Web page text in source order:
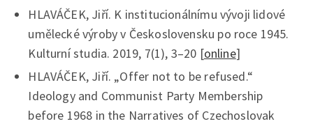
HLAVÁČEK, Jiří. K institucionálnímu vývoji lidové
umělecké výroby v Československu po roce 1945.
Kulturní studia. 2019, 7(1), 3–20 [online]
HLAVÁČEK, Jiří. „Offer not to be refused.“
Ideology and Communist Party Membership
before 1968 in the Narratives of Czechoslovak